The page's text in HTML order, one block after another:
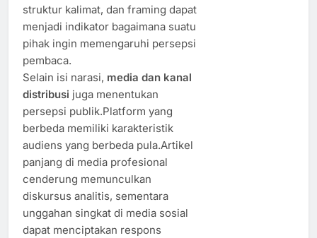
struktur kalimat, dan framing dapat
menjadi indikator bagaimana suatu
pihak ingin memengaruhi persepsi
pembaca.
Selain isi narasi, media dan kanal
distribusi juga menentukan
persepsi publik.Platform yang
berbeda memiliki karakteristik
audiens yang berbeda pula.Artikel
panjang di media profesional
cenderung memunculkan
diskursus analitis, sementara
unggahan singkat di media sosial
dapat menciptakan respons